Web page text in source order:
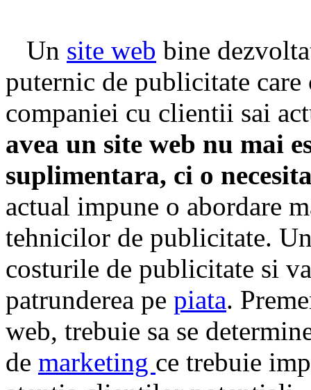
Un site web bine
puternic de publicitate care
companiei cu clientii sai
avea un site web nu mai
suplimentara, ci o
actual impune o abordare
tehnicilor de publicitate.
costurile de publicitate si
patrunderea pe piata.
web, trebuie sa se
de marketing ce trebuie